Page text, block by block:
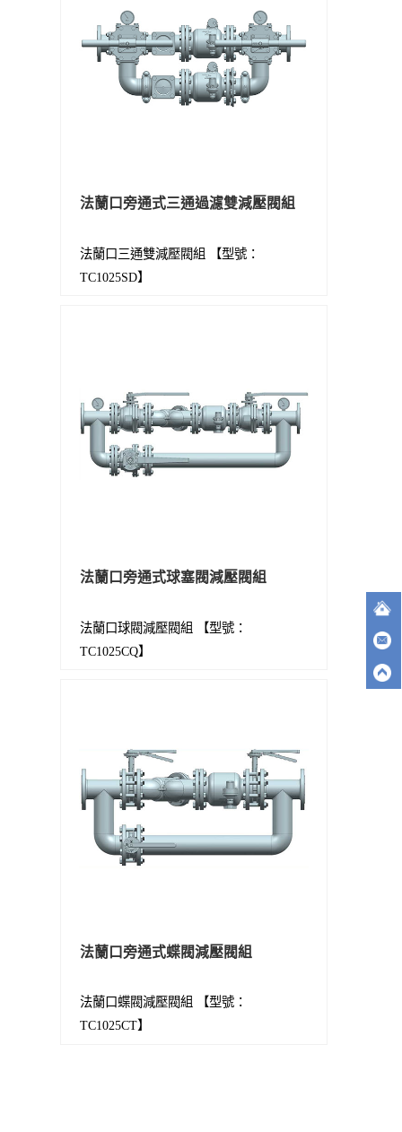
法蘭口旁通式三通過濾雙減壓閥組
法蘭口三通雙減壓閥組 【型號：
TC1025SD】
法蘭口旁通式球塞閥減壓閥組
法蘭口球閥減壓閥組 【型號：
TC1025CQ】
法蘭口旁通式蝶閥減壓閥組
法蘭口蝶閥減壓閥組 【型號：
TC1025CT】